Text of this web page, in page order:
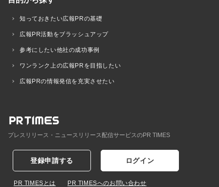
知っておきたい広報PRの基礎
広報PR活動をブラッシュアップ
参考にしたい他社の成功事例
ワンランク上の広報PRを目指したい
広報PRの情報発信を充実させたい
プレスリリース・ニュースリリース配信サービスのPR TIMES
登録申請する ログイン
PR TIMESとは PR TIMESへのお問い合わせ